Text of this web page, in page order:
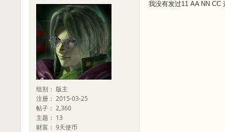
组别： 版主
注册： 2015-03-25
帖子： 2,360
主题： 13
财富： 9天使币
我没有发过11 AA NN CC